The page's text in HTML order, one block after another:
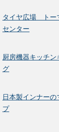
タイヤ広場 トー
センター
厨房機器キッチ
グ
日本製インナー
プ